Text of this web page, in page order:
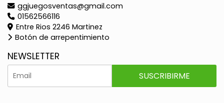
ggjuegosventas@gmail.com
01562566116
Entre Rios 2246 Martinez
Botón de arrepentimiento
NEWSLETTER
SUSCRIBIRME